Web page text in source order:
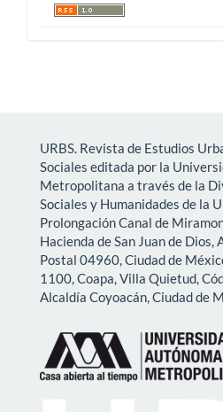
URBS. Revista de Estudios
Sociales editada por la
Metropolitana a través de la
Sociales y Humanidades de la
Prolongación Canal de
Hacienda de San Juan de Dios,
Postal 04960, Ciudad de
1100, Coapa, Villa Quietud,
Alcaldía Coyoacán, Ciudad de